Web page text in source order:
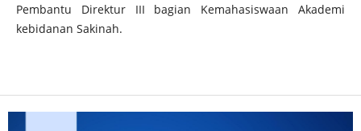
Pembantu Direktur III bagian Kemahasiswaan Akademi
kebidanan Sakinah.